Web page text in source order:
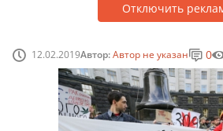
Отключить
12.02.2019Автор:Автор не указан 0